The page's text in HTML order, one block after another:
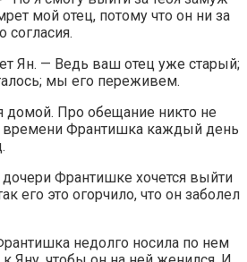
мой отец, потому что он ни за
согласия.
Ян. — Ведь ваш отец уже старый;
мы его переживем.
домой. Про обещание никто не
времени Франтишка каждый день
дочери Франтишке хочется выйти
его это огорчило, что он заболел
недолго носила по нем